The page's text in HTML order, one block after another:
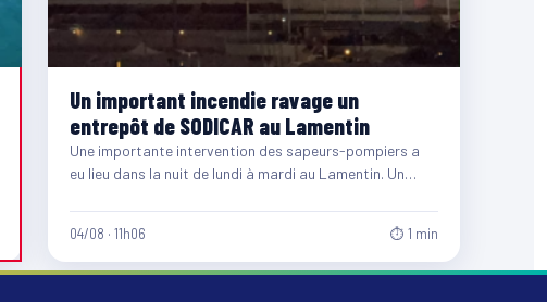
Un important incendie ravage un
entrepôt de SODICAR au Lamentin
Une importante intervention des sapeurs-pompiers a
eu lieu dans la nuit de lundi à mardi au Lamentin. Un…
04/08 · 11h06 ⏱ 1 min